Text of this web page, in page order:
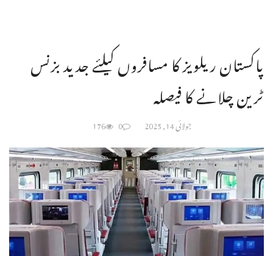
پاکستان ریلویز کا مسافروں کیلئے جدید بزنس
ٹرین چلانے کا فیصلہ
جولائی 14, 2025 0
176